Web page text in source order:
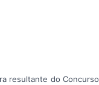
resultante do Concurso